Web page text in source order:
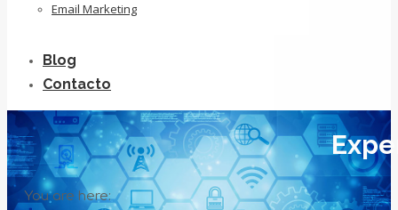
Email Marketing
Blog
Contacto
You are here: